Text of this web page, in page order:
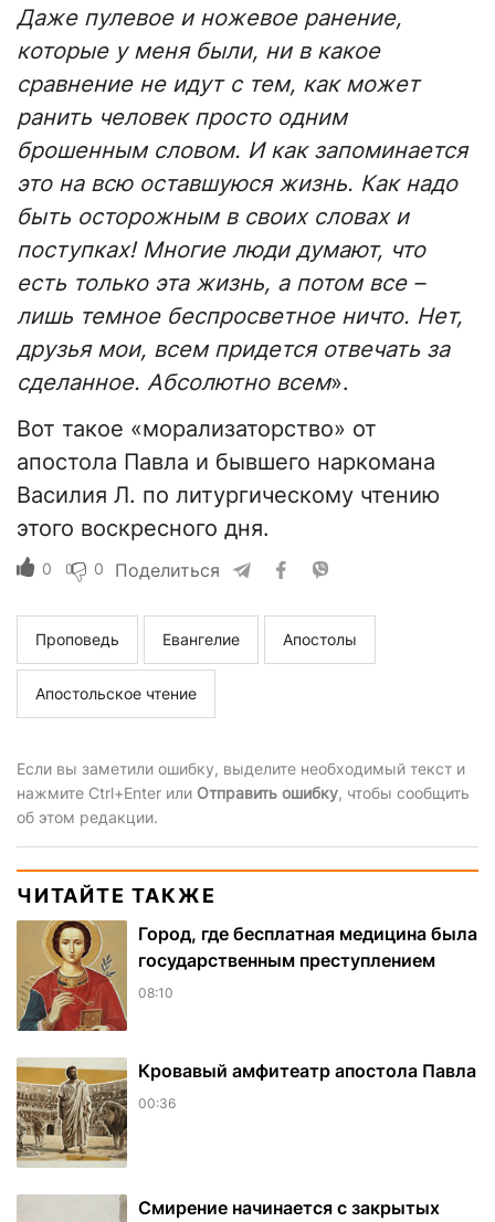
Даже пулевое и ножевое ранение,
которые у меня были, ни в какое
сравнение не идут с тем, как может
ранить человек просто одним
брошенным словом. И как запоминается
это на всю оставшуюся жизнь. Как надо
быть осторожным в своих словах и
поступках! Многие люди думают, что
есть только эта жизнь, а потом все –
лишь темное беспросветное ничто. Нет,
друзья мои, всем придется отвечать за
сделанное. Абсолютно всем».
Вот такое «морализаторство» от
апостола Павла и бывшего наркомана
Василия Л. по литургическому чтению
этого воскресного дня.
0 0 Поделиться
Проповедь Евангелие Апостолы
Апостольское чтение
Если вы заметили ошибку, выделите необходимый текст и
нажмите Ctrl+Enter или Отправить ошибку, чтобы сообщить
об этом редакции.
ЧИТАЙТЕ ТАКЖЕ
Город, где бесплатная медицина была
государственным преступлением
08:10
​Кровавый амфитеатр апостола Павла
00:36
Смирение начинается с закрытых